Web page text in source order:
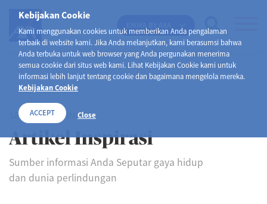
Kebijakan Cookie
Kami menggunakan cookies untuk memberikan Anda pengalaman
terbaik di website kami. Jika Anda melanjutkan, kami berasumsi bahwa
Anda terbuka untuk web browser yang Anda pergunakan menerima
semua cookie dari situs web kami. Lihat Kebijakan Cookie kami untuk
informasi lebih lanjut tentang cookie dan bagaimana mengelola mereka.
Kebijakan Cookie
ACCEPT Close
SELAMAT DATANG DI
Artikel Inspirasi
Sumber informasi Anda Seputar gaya hidup
dan dunia perlindungan